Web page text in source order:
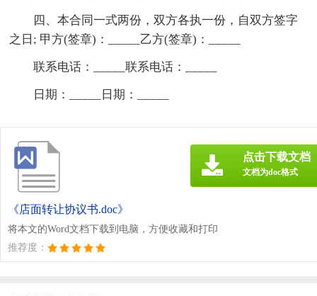
四、本合同一式两份，双方各执一份，自双方签字
之日; 甲方(签章)：_____乙方(签章)：_____
联系电话：_____联系电话：_____
日期：_____日期：_____
《店面转让协议书.doc》
将本文的Word文档下载到电脑，方便收藏和打印
推荐度：
点击下载文档
文档为doc格式